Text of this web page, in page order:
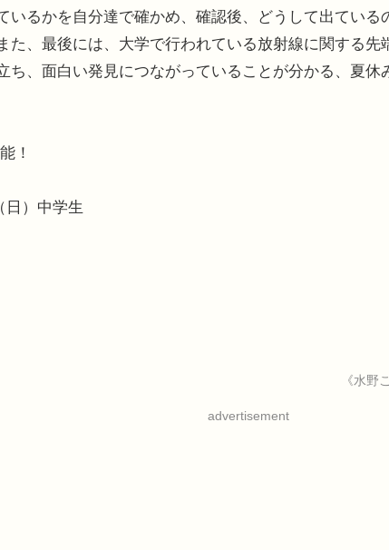
るかを自分達で確かめ、確認後、どうして出ている
た、最後には、大学で行われている放射線に関する先
ち、面白い発見につながっていることが分かる、夏休
！
日）中学生
《水野
advertisement